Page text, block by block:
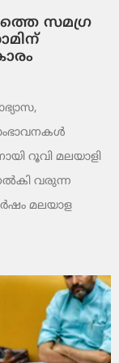
സമഗ്ര
റൂവി മലയാളി
വരുന്ന
മലയാള